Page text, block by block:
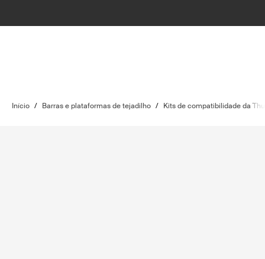
Início / Barras e plataformas de tejadilho / Kits de compatibilidade da